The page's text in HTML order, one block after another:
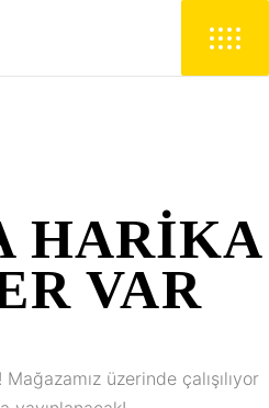
HARIKA
VAR
üzerinde çalışılıyor